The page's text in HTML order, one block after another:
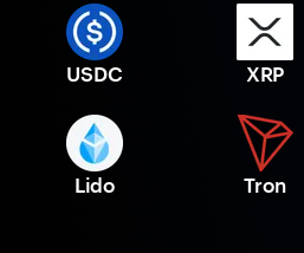
USDC XRP
Lido Tron